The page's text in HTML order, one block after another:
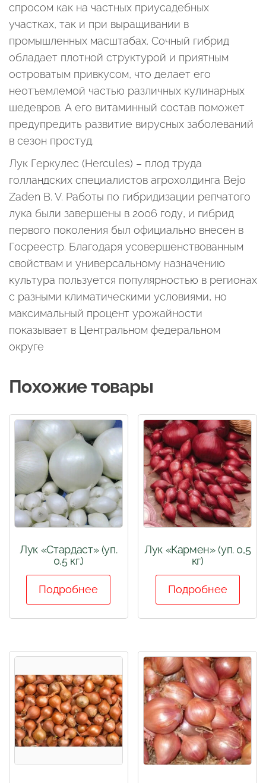
спросом как на частных приусадебных
участках, так и при выращивании в
промышленных масштабах. Сочный гибрид
обладает плотной структурой и приятным
островатым привкусом, что делает его
неотъемлемой частью различных кулинарных
шедевров. А его витаминный состав поможет
предупредить развитие вирусных заболеваний
в сезон простуд.
Лук Геркулес (Hercules) – плод труда
голландских специалистов агрохолдинга Bejo
Zaden B. V. Работы по гибридизации репчатого
лука были завершены в 2006 году, и гибрид
первого поколения был официально внесен в
Госреестр. Благодаря усовершенствованным
свойствам и универсальному назначению
культура пользуется популярностью в регионах
с разными климатическими условиями, но
максимальный процент урожайности
показывает в Центральном федеральном
округе
Похожие товары
Лук «Стардаст» (уп.
0,5 кг.)
Подробнее
Лук «Кармен» (уп. 0,5
кг)
Подробнее